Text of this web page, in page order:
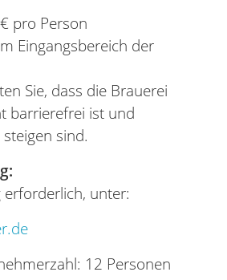
pro Person
Eingangsbereich der
Sie, dass die Brauerei
barrierefrei ist und
sind.
unter:
12 Personen